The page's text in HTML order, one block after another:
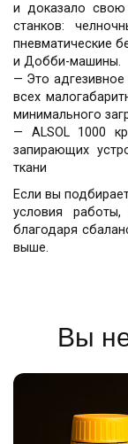
и доказало свою
станков:
пневматические
и Добби-машины.
— Это
всех
минимального
— ALSOL 1000
запирающих
ткани
Если вы
условия
благодаря
выше.
Вы